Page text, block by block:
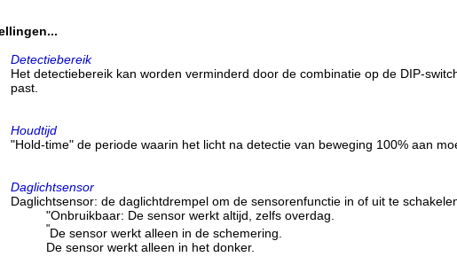
Detectiebereik
Het detectiebereik kan worden verminderd door de combinatie op de DIP-
past.
Houdtijd
"Hold-time" de periode waarin het licht na detectie van beweging 100% aan
Daglichtsensor
Daglichtsensor: de daglichtdrempel om de sensorenfunctie in of uit te
"Onbruikbaar: De sensor werkt altijd, zelfs overdag.
"De sensor werkt alleen in de schemering.
De sensor werkt alleen in het donker.